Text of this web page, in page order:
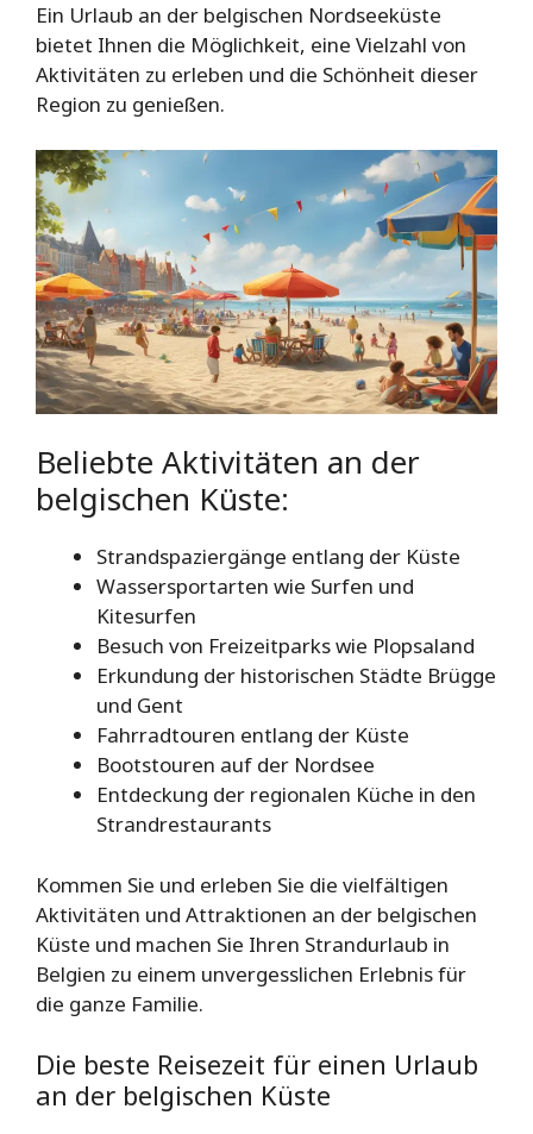
Ein Urlaub an der belgischen Nordseeküste
bietet Ihnen die Möglichkeit, eine Vielzahl von
Aktivitäten zu erleben und die Schönheit dieser
Region zu genießen.
Beliebte Aktivitäten an der
belgischen Küste:
Strandspaziergänge entlang der Küste
Wassersportarten wie Surfen und
Kitesurfen
Besuch von Freizeitparks wie Plopsaland
Erkundung der historischen Städte Brügge
und Gent
Fahrradtouren entlang der Küste
Bootstouren auf der Nordsee
Entdeckung der regionalen Küche in den
Strandrestaurants
Kommen Sie und erleben Sie die vielfältigen
Aktivitäten und Attraktionen an der belgischen
Küste und machen Sie Ihren Strandurlaub in
Belgien zu einem unvergesslichen Erlebnis für
die ganze Familie.
Die beste Reisezeit für einen Urlaub
an der belgischen Küste